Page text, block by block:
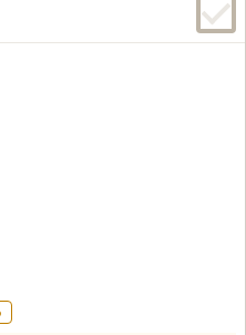
も静かです。お花や線香等は、地下